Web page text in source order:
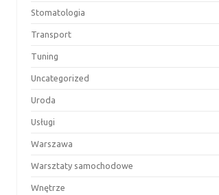
Stomatologia
Transport
Tuning
Uncategorized
Uroda
Usługi
Warszawa
Warsztaty samochodowe
Wnętrze